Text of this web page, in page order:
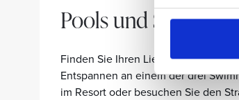
Pools und Strand
Finden Sie Ihren Lieblingsplatz zum
Entspannen an einem der drei
im Resort oder besuchen Sie den